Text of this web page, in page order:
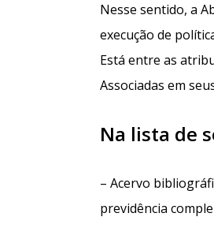
Nesse sentido, a
execução de
Está entre as
Associadas em
Na lista de
– Acervo
previdência